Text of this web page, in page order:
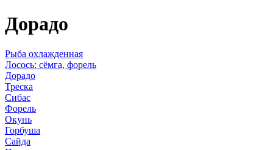
Дорадо
Рыба охлажденная
Лосось: сёмга, форель
Дорадо
Треска
Сибас
Форель
Окунь
Горбуша
Сайда